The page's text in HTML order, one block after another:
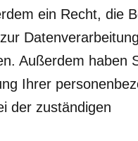
ein Recht, die
Außerdem haben
Ihrer
der zuständigen